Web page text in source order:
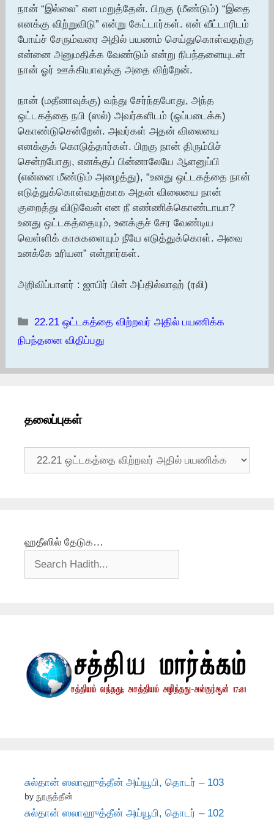
நான் “இல்லை” என மறுத்தேன். பிறகு (மீண்டும்) “இதை
எனக்கு விற்றுவிடு” என்று கேட்டார்கள். என் வீட்டாரிடம்
போய்ச் சேரும்வரை அதில் பயணம் செய்துகொள்வதற்கு
என்னை அனுமதிக்க வேண்டும் என்று நிபந்தனையுடன்
நான் ஓர் ஊக்கியாவுக்கு அதை விற்றேன்.
நான் (மதீனாவுக்கு) வந்து சேர்ந்தபோது, அந்த
ஒட்டகத்தை நபி (ஸல்) அவர்களிடம் (ஒப்படைக்க)
கொண்டுசென்றேன். அவர்கள் அதன் விலையை
எனக்குக் கொடுத்தார்கள். பிறகு நான் திரும்பிச்
சென்றபோது, எனக்குப் பின்னாலேயே ஆளனுப்பி
(என்னை மீண்டும் அழைத்து), “உனது ஒட்டகத்தை நான்
எடுத்துக்கொள்வதற்காக அதன் விலையை நான்
குறைத்து விடுவேன் என நீ எண்ணிக்கொண்டாயா?
உனது ஒட்டகத்தையும், உனக்குச் சேர வேண்டிய
வெள்ளிக் காசுகளையும் நீயே எடுத்துக்கொள். அவை
உனக்கே உரியன” என்றார்கள்.
அறிவிப்பாளர் : ஜாபிர் பின் அப்தில்லாஹ் (ரலி)
Categories
22.21 ஒட்டகத்தை விற்றவர் அதில் பயணிக்க
நிபந்தனை விதிப்பது
தலைப்புகள்
தலைப்புகள்
ஹதீஸில் தேடுக…
சுல்தான் ஸலாஹுத்தீன் அய்யூபி, தொடர் – 103
by நூருத்தீன்
சுல்தான் ஸலாஹுத்தீன் அய்யூபி, தொடர் – 102